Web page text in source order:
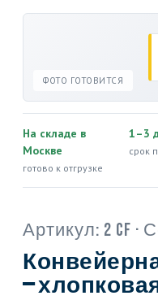
ФОТО ГОТОВИТСЯ
На складе в
Москве
готово к отгрузке
1–3
срок
Артикул: 2 CF ·
—